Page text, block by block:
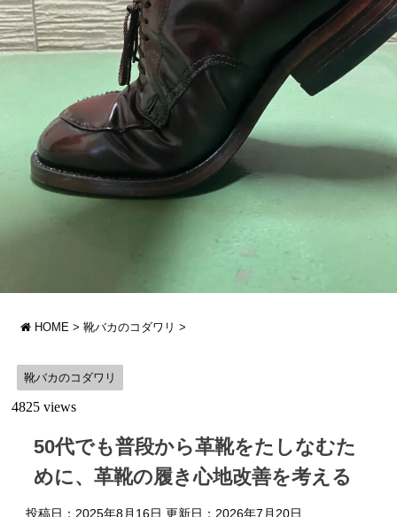
HOME > 靴バカのコダワリ >
靴バカのコダワリ
4825 views
50代でも普段から革靴をたしなむた
めに、革靴の履き心地改善を考える
投稿日：2025年8月16日 更新日： 2026年7月20日